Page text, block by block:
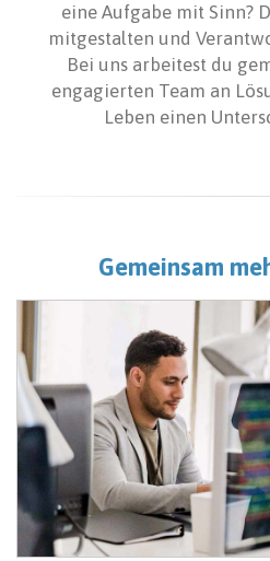
eine Aufgabe mit Sinn?
mitgestalten und
Bei uns arbeitest du
engagierten Team an
Leben einen
Gemeinsam